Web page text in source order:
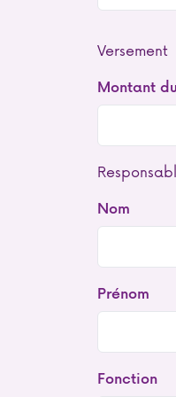
Versement
Montant
Nom
Prénom
Fonction